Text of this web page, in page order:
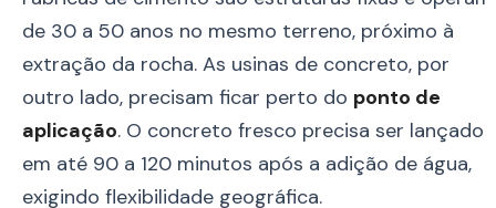
de 30 a 50 anos no mesmo terreno, próximo à
extração da rocha. As usinas de concreto, por
outro lado, precisam ficar perto do ponto de
aplicação. O concreto fresco precisa ser lançado
em até 90 a 120 minutos após a adição de água,
exigindo flexibilidade geográfica.